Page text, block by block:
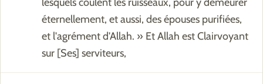
éternellement, et aussi, des épouses purifiées,
et l'agrément d'Allah. » Et Allah est Clairvoyant
sur [Ses] serviteurs,